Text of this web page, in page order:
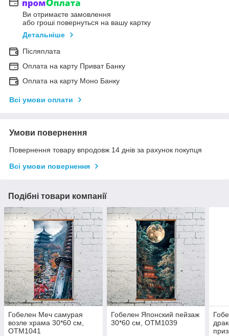
Ви отримаєте замовлення
або гроші повернуться на вашу картку
Детальніше
Післяплата
Оплата на карту Приват Банку
Оплата на карту Моно Банку
Всі умови оплати
Умови повернення
Повернення товару впродовж 14 днів за рахунок покупця
Всі умови повернення
Подібні товари компанії
Гобелен Меч самурая
возле храма 30*60 см,
OTM1041
Гобелен Японский пейзаж
30*60 см, OTM1039